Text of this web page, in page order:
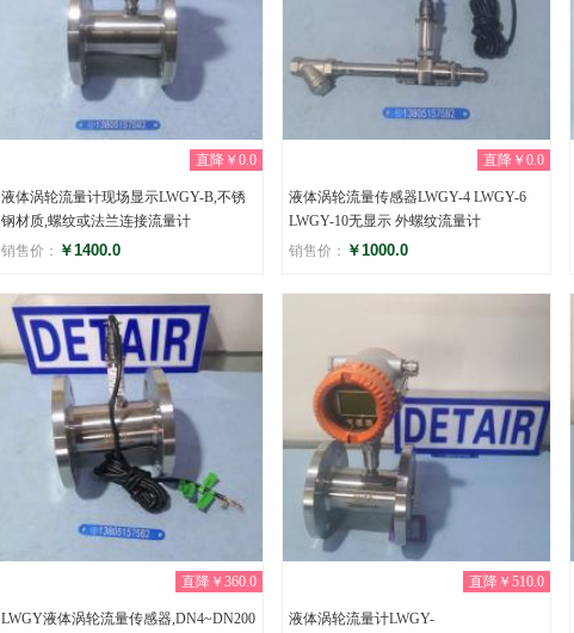
直降￥0.0
液体涡轮流量计现场显示LWGY-B,不锈
钢材质,螺纹或法兰连接流量计
销售价： ￥1400.0
评分
(0)
直降￥0.0
液体涡轮流量传感器LWGY-4 LWGY-6
LWGY-10无显示 外螺纹流量计
销售价： ￥1000.0
评分
直降￥360.0
LWGY液体涡轮流量传感器,DN4~DN200
直降￥510.0
液体涡轮流量计LWGY-